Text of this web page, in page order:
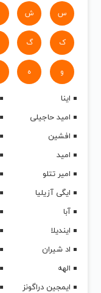
س ش
ک گ
و ه
اینا
امید حاجیلی
افشین
امید
امیر تتلو
ایگی آزیلیا
آبا
ایندیلا
اد شیران
الهه
ایمجین دراگونز